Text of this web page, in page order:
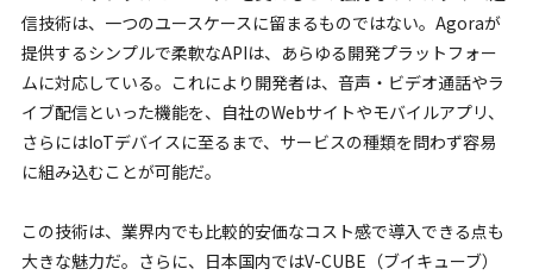
信技術は、一つのユースケースに留まるものではない。Agoraが
提供するシンプルで柔軟なAPIは、あらゆる開発プラットフォー
ムに対応している。これにより開発者は、音声・ビデオ通話やラ
イブ配信といった機能を、自社のWebサイトやモバイルアプリ、
さらにはIoTデバイスに至るまで、サービスの種類を問わず容易
に組み込むことが可能だ。
この技術は、業界内でも比較的安価なコスト感で導入できる点も
大きな魅力だ。さらに、日本国内ではV-CUBE（ブイキューブ）